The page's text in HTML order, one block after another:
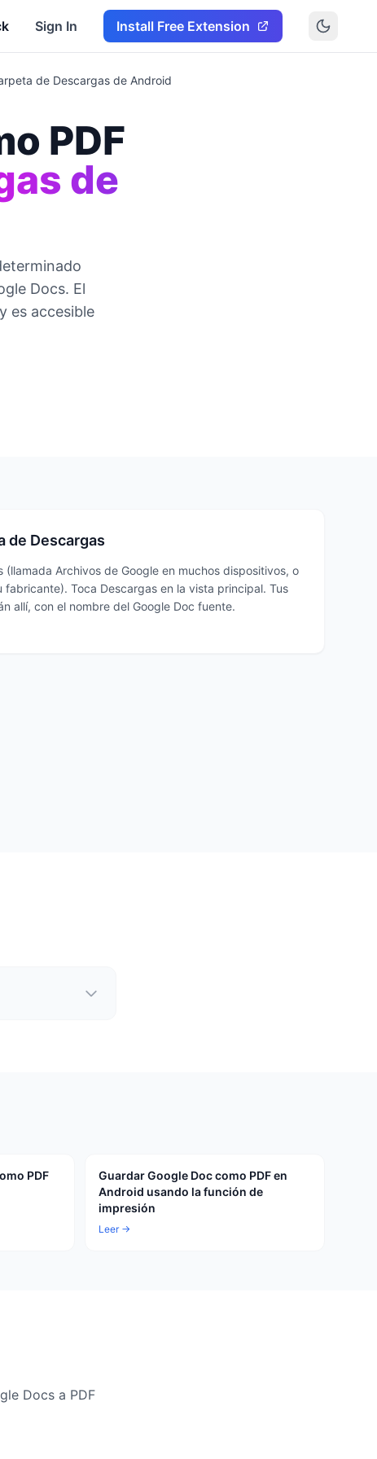
Sign In Install Free Extension
de Descargas de Android
PDF
de
Docs. El
es accesible
de Descargas
(llamada Archivos de Google en muchos dispositivos, o
Toca Descargas en la vista principal. Tus
allí, con el nombre del Google Doc fuente.
PDF
Guardar Google Doc como PDF en
Android usando la función de
impresión
Leer →
Docs a PDF